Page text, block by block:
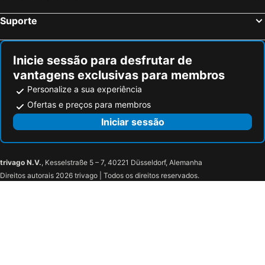
Suporte
Inicie sessão para desfrutar de
vantagens exclusivas para membros
Personalize a sua experiência
Ofertas e preços para membros
Iniciar sessão
trivago N.V., Kesselstraße 5 – 7, 40221 Düsseldorf, Alemanha
Direitos autorais 2026 trivago | Todos os direitos reservados.